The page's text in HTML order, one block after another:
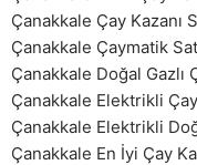
Çanakkale Çay Kazanı
Çanakkale Çaymatik
Çanakkale Doğal Gazlı
Çanakkale Elektrikli Çay
Çanakkale Elektrikli
Çanakkale En İyi Çay